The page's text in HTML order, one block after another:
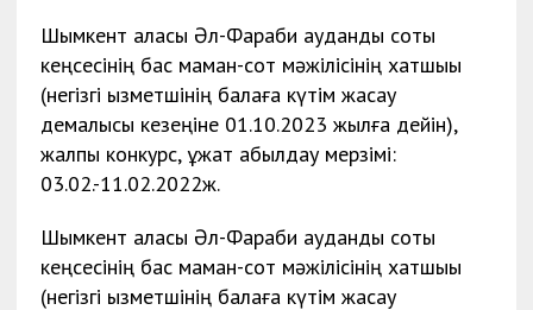
Шымкент қаласы Әл-Фараби аудандық соты
кеңсесінің бас маман-сот мәжілісінің хатшыы
(негізгі қызметшінің балаға күтім жасау
демалысы кезеңіне 01.10.2023 жылға дейін),
жалпы конкурс, құжат қабылдау мерзімі:
03.02.-11.02.2022ж.
Шымкент қаласы Әл-Фараби аудандық соты
кеңсесінің бас маман-сот мәжілісінің хатшыы
(негізгі қызметшінің балаға күтім жасау